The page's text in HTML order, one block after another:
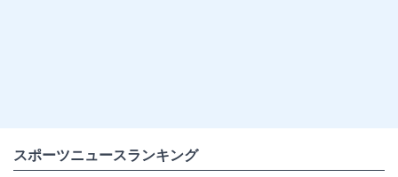
スポーツニュースランキング